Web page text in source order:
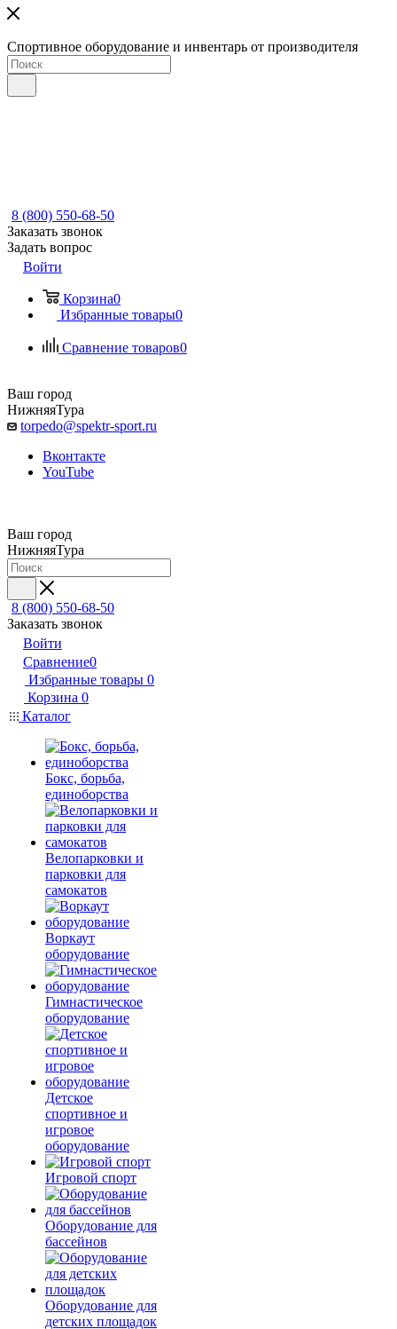
Спортивное оборудование и инвентарь от производителя
8 (800) 550-68-50
Заказать звонок
Задать вопрос
Войти
Корзина0
Избранные товары0
Сравнение товаров0
Ваш город
НижняяТура
torpedo@spektr-sport.ru
Вконтакте
YouTube
Ваш город
НижняяТура
8 (800) 550-68-50
Заказать звонок
Войти
Сравнение0
Избранные товары 0
Корзина 0
Каталог
Бокс, борьба,
единоборства
Велопарковки и
парковки для
самокатов
Воркаут
оборудование
Гимнастическое
оборудование
Детское
спортивное и
игровое
оборудование
Игровой спорт
Оборудование для
бассейнов
Оборудование для
детских площадок